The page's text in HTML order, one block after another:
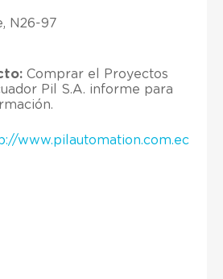
N26-97
Comprar el Proyectos
Pil S.A. informe para
www.pilautomation.com.ec